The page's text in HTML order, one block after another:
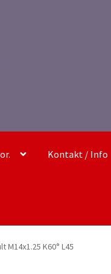
Kontakt / Info
M14x1.25 K60° L45